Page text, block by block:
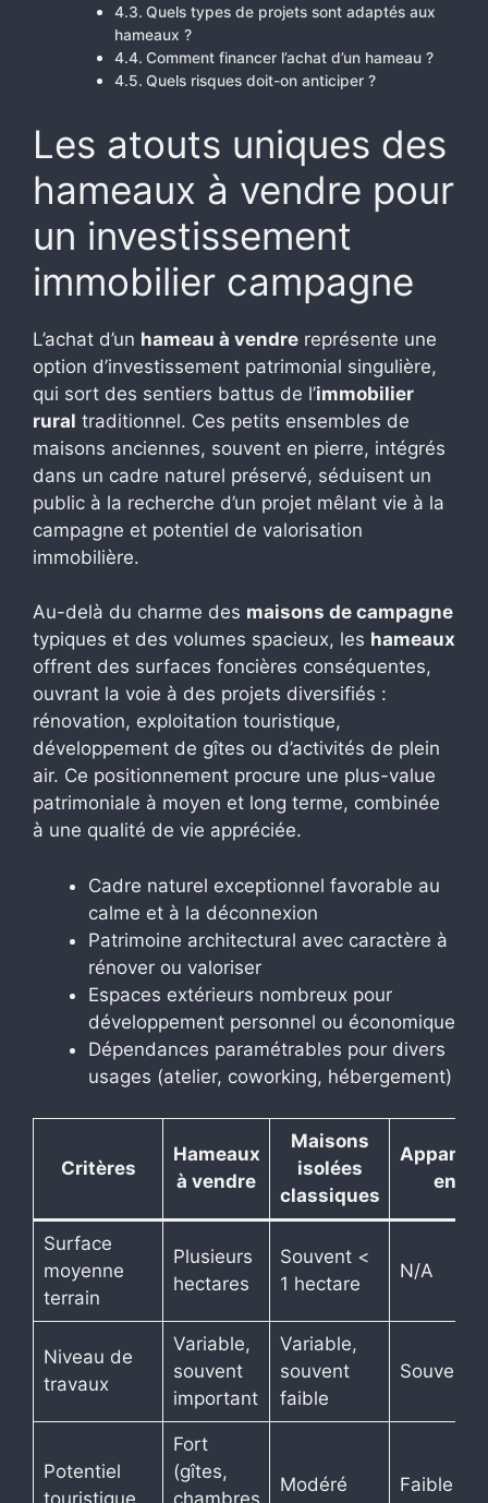
Quels types de projets sont adaptés aux
hameaux ?
Comment financer l’achat d’un hameau ?
Quels risques doit-on anticiper ?
Les atouts uniques des
hameaux à vendre pour
un investissement
immobilier campagne
L’achat d’un hameau à vendre représente une
option d’investissement patrimonial singulière,
qui sort des sentiers battus de l’immobilier
rural traditionnel. Ces petits ensembles de
maisons anciennes, souvent en pierre, intégrés
dans un cadre naturel préservé, séduisent un
public à la recherche d’un projet mêlant vie à la
campagne et potentiel de valorisation
immobilière.
Au-delà du charme des maisons de campagne
typiques et des volumes spacieux, les hameaux
offrent des surfaces foncières conséquentes,
ouvrant la voie à des projets diversifiés :
rénovation, exploitation touristique,
développement de gîtes ou d’activités de plein
air. Ce positionnement procure une plus-value
patrimoniale à moyen et long terme, combinée
à une qualité de vie appréciée.
Cadre naturel exceptionnel favorable au
calme et à la déconnexion
Patrimoine architectural avec caractère à
rénover ou valoriser
Espaces extérieurs nombreux pour
développement personnel ou économique
Dépendances paramétrables pour divers
usages (atelier, coworking, hébergement)
Critères
Hameaux
à vendre
Maisons
isolées
classiques
en
Surface
moyenne
terrain
Plusieurs
hectares
Souvent <
1 hectare
N/A
Niveau de
travaux
Variable,
souvent
important
Variable,
souvent
faible
Souvent
Potentiel
Fort
(gîtes,
Modéré Faible